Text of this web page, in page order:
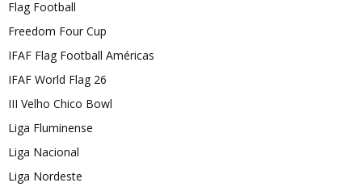
Flag Football
Freedom Four Cup
IFAF Flag Football Américas
IFAF World Flag 26
III Velho Chico Bowl
Liga Fluminense
Liga Nacional
Liga Nordeste